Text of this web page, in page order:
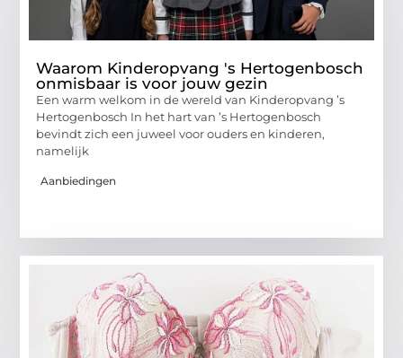
Waarom Kinderopvang 's Hertogenbosch
onmisbaar is voor jouw gezin
Een warm welkom in de wereld van Kinderopvang ’s
Hertogenbosch In het hart van ’s Hertogenbosch
bevindt zich een juweel voor ouders en kinderen,
namelijk
Aanbiedingen